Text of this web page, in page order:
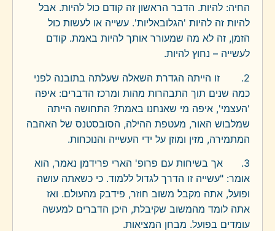
החיה: להיות. הדבר הראשון זה קודם כול להיות. אבל
להיות זה להיות 'הגלובאליות'. עשייה או לעשות כול
הזמן, זה לא מה שמעורר אותך להיות באמת. קודם
לעשייה – נחוץ להיות.
2. זו הייתה הגדרת השאלה שעלתה בתובנה לפני
כמה שנים תוך התבהרות מהות ומרכז הדברים: איפה
'העצמי', איפה מי שאנחנו באמת? התחושה הייתה
שמלבוש האור, מעטפת ההילה, הסובסטנס של האהבה
המתמירה, מזין ומוזן על ידי העשייה והנוכחות.
3. אך בשיחות עם פרופ' הארי פרידמן נאמר, הוא
אומר: "עשייה זו הדרך לגדול ללמוד. כי כשאתה עושה
ופועל, אתה מקבל משוב חוזר, פידבק מהעולם. ואז
אתה לומד מהמשוב שקיבלת, היכן הדברים למעשה
עומדים בפועל. מבחן המציאות.